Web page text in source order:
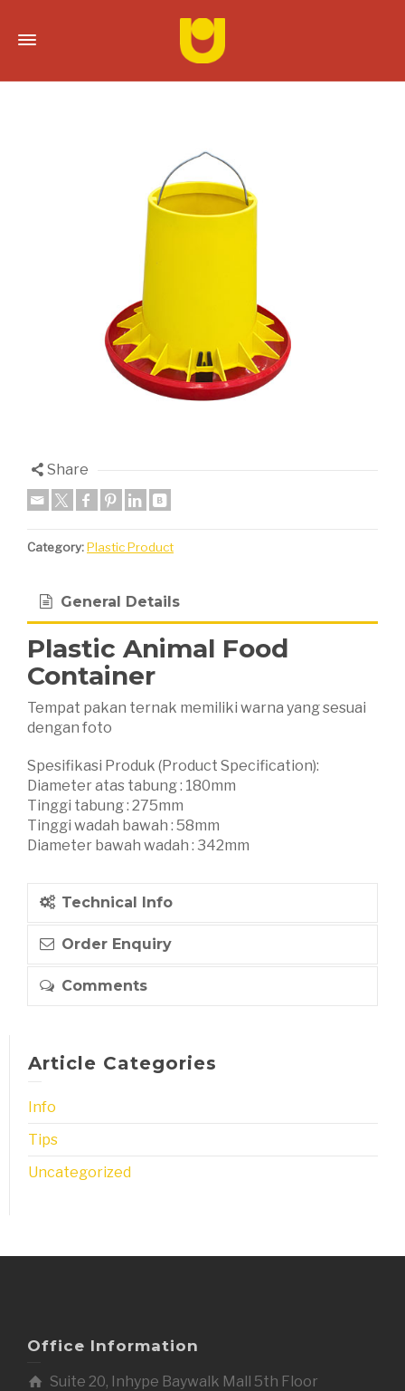
Share
Category:Plastic Product
General Details
Plastic Animal Food
Container
Tempat pakan ternak memiliki warna yang sesuai
dengan foto
Spesifikasi Produk (Product Specification):
Diameter atas tabung : 180mm
Tinggi tabung : 275mm
Tinggi wadah bawah : 58mm
Diameter bawah wadah : 342mm
Technical Info
Order Enquiry
Comments
Article Categories
Info
Tips
Uncategorized
Office Information
Suite 20, Inhype Baywalk Mall 5th Floor